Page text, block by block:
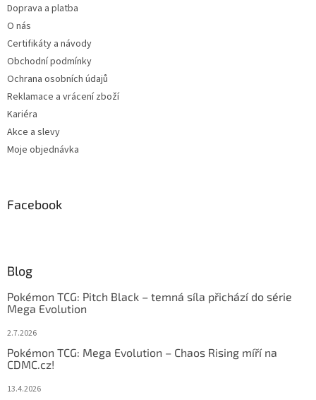
Doprava a platba
O nás
Certifikáty a návody
Obchodní podmínky
Ochrana osobních údajů
Reklamace a vrácení zboží
Kariéra
Akce a slevy
Moje objednávka
Facebook
Blog
Pokémon TCG: Pitch Black – temná síla přichází do série
Mega Evolution
2.7.2026
Pokémon TCG: Mega Evolution – Chaos Rising míří na
CDMC.cz!
13.4.2026